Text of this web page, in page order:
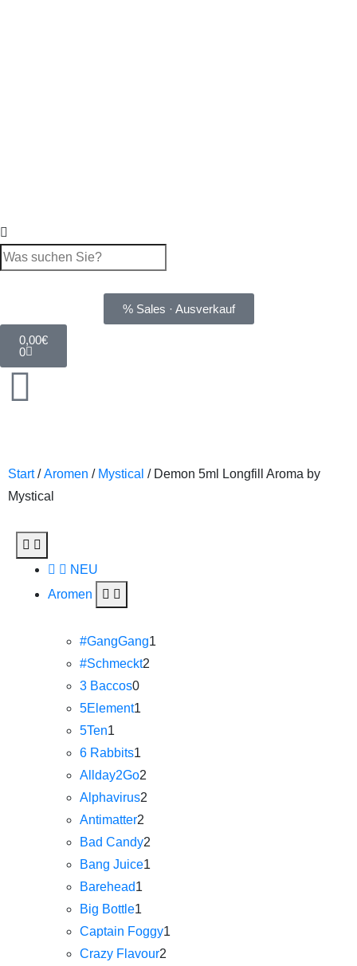
% Sales · Ausverkauf
0,00€
0
Start/Aromen / Mystical / Demon 5ml Longfill Aroma by
Mystical
NEU
Aromen
#GangGang1
#Schmeckt2
3 Baccos0
5Element1
5Ten1
6 Rabbits1
Allday2Go2
Alphavirus2
Antimatter2
Bad Candy2
Bang Juice1
Barehead1
Big Bottle1
Captain Foggy1
Crazy Flavour2